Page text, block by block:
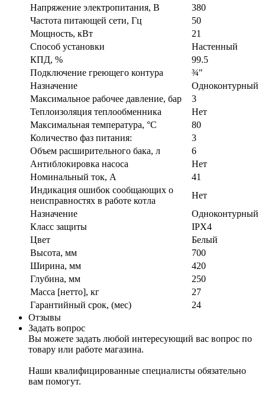
Напряжение электропитания, В
380
Частота питающей сети, Гц
50
Мощность, кВт
21
Способ установки
Настенный
КПД, %
99.5
Подключение греющего контура
¾"
Назначение
Одноконтурный
Максимальное рабочее давление, бар
3
Теплоизоляция теплообменника
Нет
Максимальная температура, °C
80
Количество фаз питания:
3
Объем расширительного бака, л
6
Антиблокировка насоса
Нет
Номинальный ток, А
41
Индикация ошибок сообщающих о
неисправностях в работе котла
Нет
Назначение
Одноконтурный
Класс защиты
IPX4
Цвет
Белый
Высота, мм
700
Ширина, мм
420
Глубина, мм
250
Масса [нетто], кг
27
Гарантийный срок, (мес)
24
Отзывы
Задать вопрос
Вы можете задать любой интересующий вас вопрос по
товару или работе магазина.
Наши квалифицированные специалисты обязательно
вам помогут.